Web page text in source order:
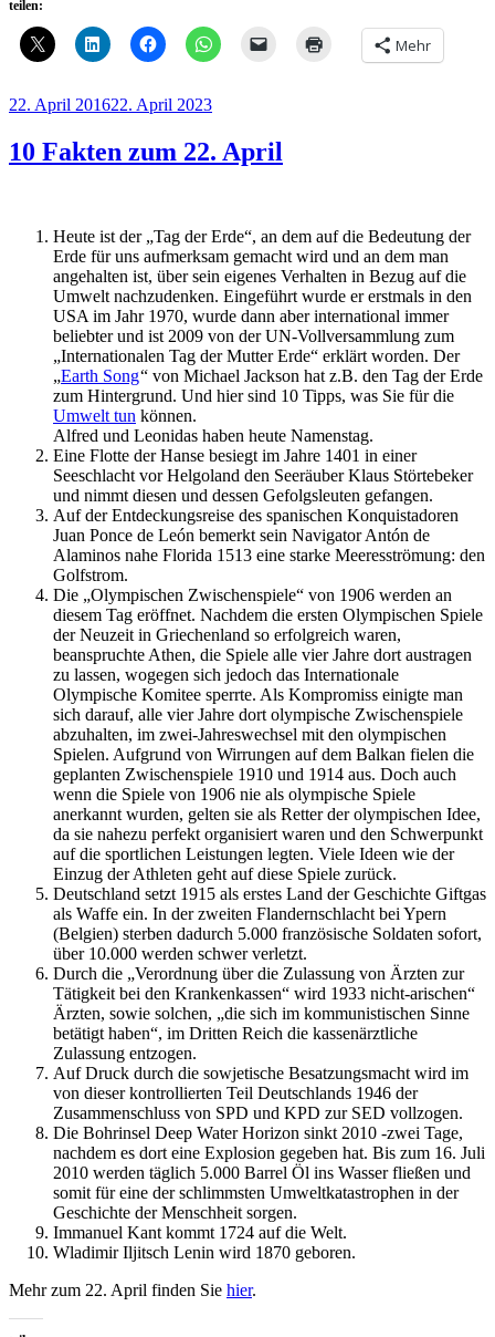
teilen:
Mehr
Veröffentlicht
22. April 201622. April 2023
10 Fakten zum 22. April
Heute ist der „Tag der Erde“, an dem auf die Bedeutung der
Erde für uns aufmerksam gemacht wird und an dem man
angehalten ist, über sein eigenes Verhalten in Bezug auf die
Umwelt nachzudenken. Eingeführt wurde er erstmals in den
USA im Jahr 1970, wurde dann aber international immer
beliebter und ist 2009 von der UN-Vollversammlung zum
„Internationalen Tag der Mutter Erde“ erklärt worden. Der
„Earth Song“ von Michael Jackson hat z.B. den Tag der Erde
zum Hintergrund. Und hier sind 10 Tipps, was Sie für die
Umwelt tun können.
Alfred und Leonidas haben heute Namenstag.
Eine Flotte der Hanse besiegt im Jahre 1401 in einer
Seeschlacht vor Helgoland den Seeräuber Klaus Störtebeker
und nimmt diesen und dessen Gefolgsleuten gefangen.
Auf der Entdeckungsreise des spanischen Konquistadoren
Juan Ponce de León bemerkt sein Navigator Antón de
Alaminos nahe Florida 1513 eine starke Meeresströmung: den
Golfstrom.
Die „Olympischen Zwischenspiele“ von 1906 werden an
diesem Tag eröffnet. Nachdem die ersten Olympischen Spiele
der Neuzeit in Griechenland so erfolgreich waren,
beanspruchte Athen, die Spiele alle vier Jahre dort austragen
zu lassen, wogegen sich jedoch das Internationale
Olympische Komitee sperrte. Als Kompromiss einigte man
sich darauf, alle vier Jahre dort olympische Zwischenspiele
abzuhalten, im zwei-Jahreswechsel mit den olympischen
Spielen. Aufgrund von Wirrungen auf dem Balkan fielen die
geplanten Zwischenspiele 1910 und 1914 aus. Doch auch
wenn die Spiele von 1906 nie als olympische Spiele
anerkannt wurden, gelten sie als Retter der olympischen Idee,
da sie nahezu perfekt organisiert waren und den Schwerpunkt
auf die sportlichen Leistungen legten. Viele Ideen wie der
Einzug der Athleten geht auf diese Spiele zurück.
Deutschland setzt 1915 als erstes Land der Geschichte Giftgas
als Waffe ein. In der zweiten Flandernschlacht bei Ypern
(Belgien) sterben dadurch 5.000 französische Soldaten sofort,
über 10.000 werden schwer verletzt.
Durch die „Verordnung über die Zulassung von Ärzten zur
Tätigkeit bei den Krankenkassen“ wird 1933 nicht-arischen“
Ärzten, sowie solchen, „die sich im kommunistischen Sinne
betätigt haben“, im Dritten Reich die kassenärztliche
Zulassung entzogen.
Auf Druck durch die sowjetische Besatzungsmacht wird im
von dieser kontrollierten Teil Deutschlands 1946 der
Zusammenschluss von SPD und KPD zur SED vollzogen.
Die Bohrinsel Deep Water Horizon sinkt 2010 -zwei Tage,
nachdem es dort eine Explosion gegeben hat. Bis zum 16. Juli
2010 werden täglich 5.000 Barrel Öl ins Wasser fließen und
somit für eine der schlimmsten Umweltkatastrophen in der
Geschichte der Menschheit sorgen.
Immanuel Kant kommt 1724 auf die Welt.
Wladimir Iljitsch Lenin wird 1870 geboren.
Mehr zum 22. April finden Sie hier.